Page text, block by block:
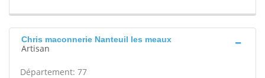
Chris maconnerie Nanteuil les meaux
Artisan
Département: 77